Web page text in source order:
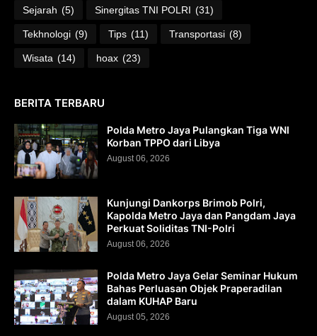
Sejarah (5) Sinergitas TNI POLRI (31)
Tekhnologi (9) Tips (11) Transportasi (8)
Wisata (14) hoax (23)
BERITA TERBARU
Polda Metro Jaya Pulangkan Tiga WNI
Korban TPPO dari Libya
August 06, 2026
Kunjungi Dankorps Brimob Polri,
Kapolda Metro Jaya dan Pangdam Jaya
Perkuat Soliditas TNI-Polri
August 06, 2026
Polda Metro Jaya Gelar Seminar Hukum
Bahas Perluasan Objek Praperadilan
dalam KUHAP Baru
August 05, 2026